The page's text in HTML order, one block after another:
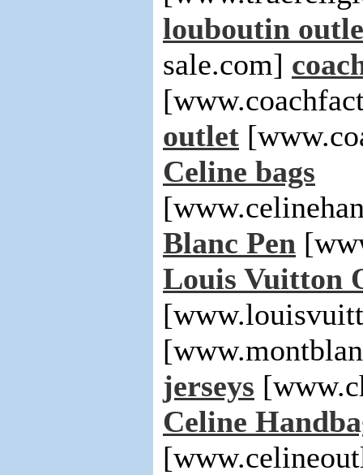
louboutin
sale.com]
outlet
Celine bags
Blanc Pen
Louis Vuitton
jerseys
Celine